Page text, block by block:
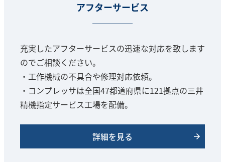
アフターサービス
充実したアフターサービスの迅速な対応を致します
のでご相談ください。
・工作機械の不具合や修理対応依頼。
・コンプレッサは全国47都道府県に121拠点の三井
精機指定サービス工場を配備。
詳細を見る